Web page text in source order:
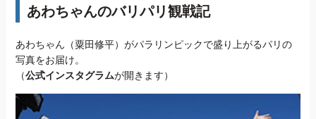
あわちゃんのバリパリ観戦記
あわちゃん（粟田修平）がパラリンピックで盛り上がるパリの
写真をお届け。
（公式インスタグラムが開きます）